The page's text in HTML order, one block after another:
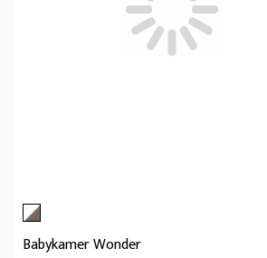
Babykamer Wonder